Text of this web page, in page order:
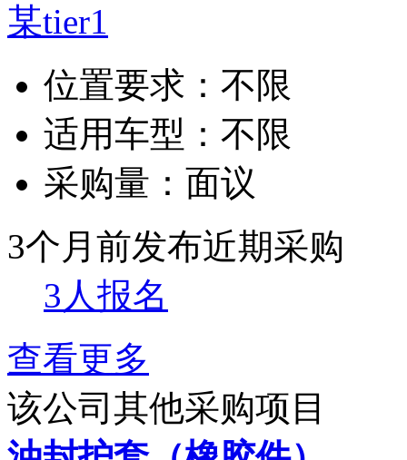
某tier1
位置要求： 不限
适用车型： 不限
采购量： 面议
3个月前发布近期采购
3人报名
查看更多
该公司其他采购项目